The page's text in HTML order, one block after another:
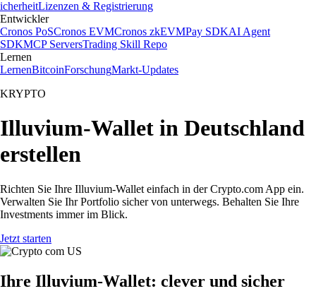
icherheitLizenzen & Registrierung
Entwickler
Cronos PoSCronos EVMCronos zkEVMPay SDKAI Agent
SDKMCP ServersTrading Skill Repo
Lernen
LernenBitcoinForschungMarkt-Updates
KRYPTO
Illuvium-Wallet in Deutschland
erstellen
Richten Sie Ihre Illuvium-Wallet einfach in der Crypto.com App ein.
Verwalten Sie Ihr Portfolio sicher von unterwegs. Behalten Sie Ihre
Investments immer im Blick.
Jetzt starten
Ihre Illuvium-Wallet: clever und sicher